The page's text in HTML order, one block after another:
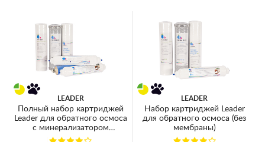
LEADER
Полный набор картриджей
Leader для обратного осмоса
с минерализатором
(мембрана 75GPD)
LEADER
Набор картриджей Leader
для обратного осмоса (без
мембраны)